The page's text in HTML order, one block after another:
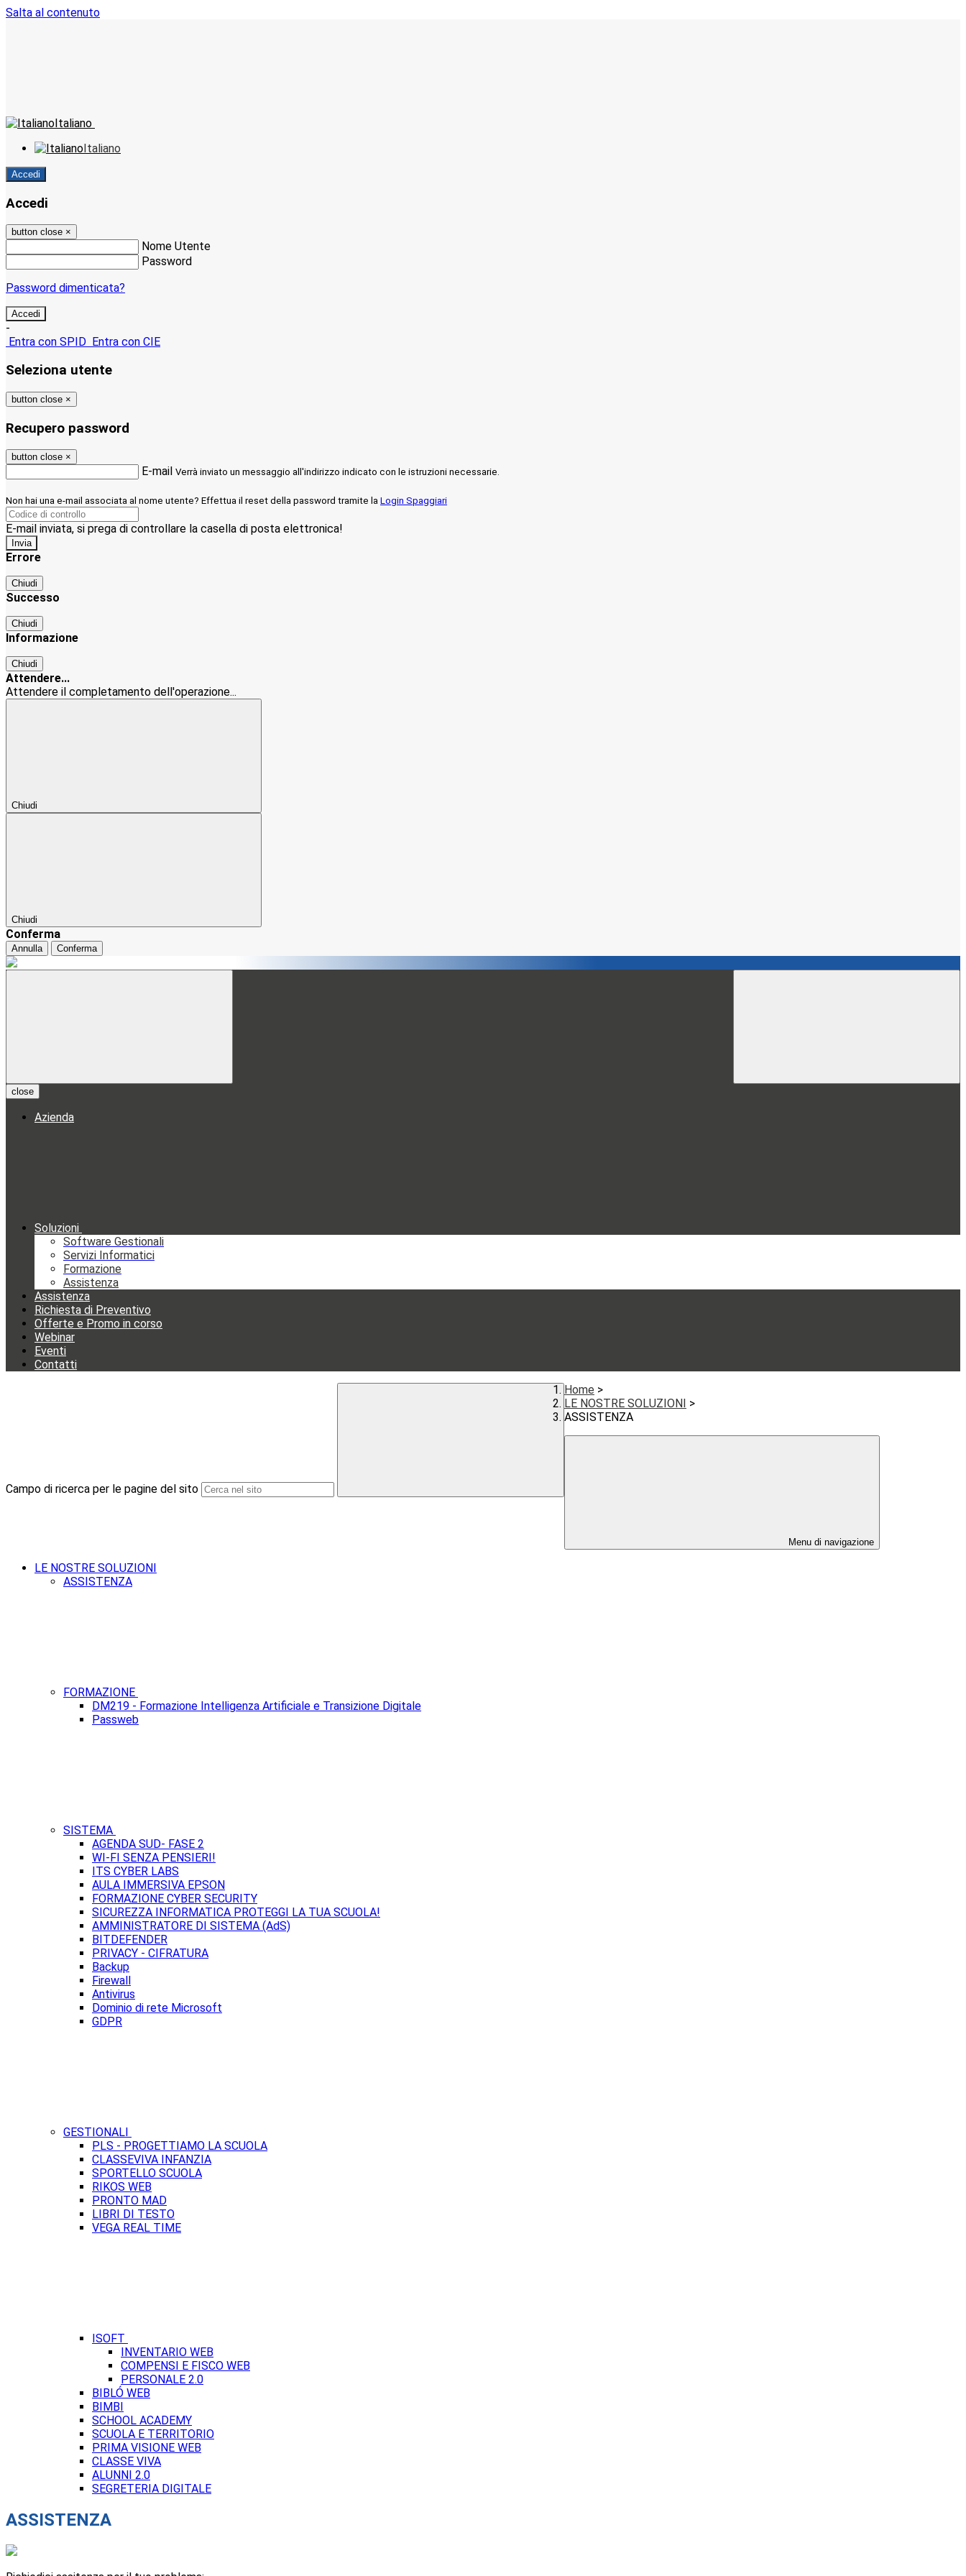
Salta al contenuto
Italiano
Italiano
Accedi
Accedi
button close ×
Nome Utente
Password
Password dimenticata?
-
Entra con SPID Entra con CIE
Seleziona utente
button close ×
Recupero password
button close ×
E-mail Verrà inviato un messaggio all'indirizzo indicato con le istruzioni necessarie.
Non hai una e-mail associata al nome utente? Effettua il reset della password tramite la Login Spaggiari
E-mail inviata, si prega di controllare la casella di posta elettronica!
Errore
Chiudi
Successo
Chiudi
Informazione
Chiudi
Attendere...
Attendere il completamento dell'operazione...
Chiudi
Chiudi
Conferma
Annulla Conferma
close
Azienda
Soluzioni
Software Gestionali
Servizi Informatici
Formazione
Assistenza
Assistenza
Richiesta di Preventivo
Offerte e Promo in corso
Webinar
Eventi
Contatti
Campo di ricerca per le pagine del sito
Home >
LE NOSTRE SOLUZIONI
>
ASSISTENZA
Menu di navigazione
LE NOSTRE SOLUZIONI
ASSISTENZA
FORMAZIONE
DM219 - Formazione Intelligenza Artificiale e Transizione Digitale
Passweb
SISTEMA
AGENDA SUD- FASE 2
WI-FI SENZA PENSIERI!
ITS CYBER LABS
AULA IMMERSIVA EPSON
FORMAZIONE CYBER SECURITY
SICUREZZA INFORMATICA PROTEGGI LA TUA SCUOLA!
AMMINISTRATORE DI SISTEMA (AdS)
BITDEFENDER
PRIVACY - CIFRATURA
Backup
Firewall
Antivirus
Dominio di rete Microsoft
GDPR
GESTIONALI
PLS - PROGETTIAMO LA SCUOLA
CLASSEVIVA INFANZIA
SPORTELLO SCUOLA
RIKOS WEB
PRONTO MAD
LIBRI DI TESTO
VEGA REAL TIME
ISOFT
INVENTARIO WEB
COMPENSI E FISCO WEB
PERSONALE 2.0
BIBLÓ WEB
BIMBI
SCHOOL ACADEMY
SCUOLA E TERRITORIO
PRIMA VISIONE WEB
CLASSE VIVA
ALUNNI 2.0
SEGRETERIA DIGITALE
ASSISTENZA